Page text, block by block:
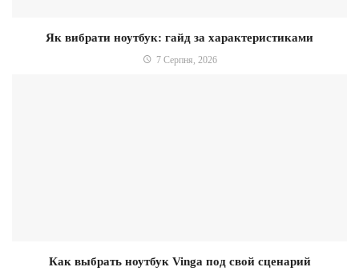
Як вибрати ноутбук: гайд за характеристиками
7 Серпня, 2026
Как выбрать ноутбук Vinga под свой сценарий